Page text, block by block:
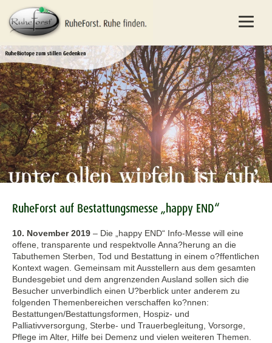
RuheForst auf Bestattungsmesse „happy END“
10. November 2019 – Die „happy END“ Info-Messe will eine
offene, transparente und respektvolle Anna?herung an die
Tabuthemen Sterben, Tod und Bestattung in einem o?ffentlichen
Kontext wagen. Gemeinsam mit Ausstellern aus dem gesamten
Bundesgebiet und dem angrenzenden Ausland sollen sich die
Besucher unverbindlich einen U?berblick unter anderem zu
folgenden Themenbereichen verschaffen ko?nnen:
Bestattungen/Bestattungsformen, Hospiz- und
Palliativversorgung, Sterbe- und Trauerbegleitung, Vorsorge,
Pflege im Alter, Hilfe bei Demenz und vielen weiteren Themen.